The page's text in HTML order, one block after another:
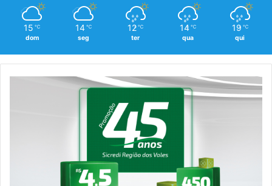
15 ℃
dom
14 ℃
seg
12 ℃
ter
14 ℃
qua
19 ℃
qui